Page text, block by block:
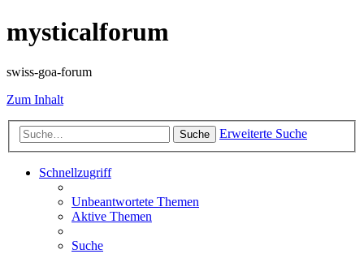
mysticalforum
swiss-goa-forum
Zum Inhalt
Suche Erweiterte Suche
Schnellzugriff
Unbeantwortete Themen
Aktive Themen
Suche